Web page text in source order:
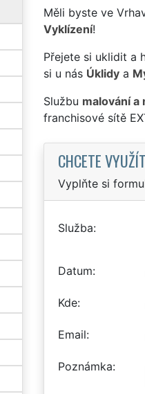
Měli byste ve
Vyklízení!
Přejete si uklidit a
si u nás Úklidya
Službu malování a
franchisové sítě
CHCETE
Vyplňte si
Služba
Datum
Kde
Email
Poznámka